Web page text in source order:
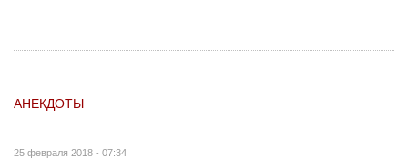
АНЕКДОТЫ
25 февраля 2018 - 07:34